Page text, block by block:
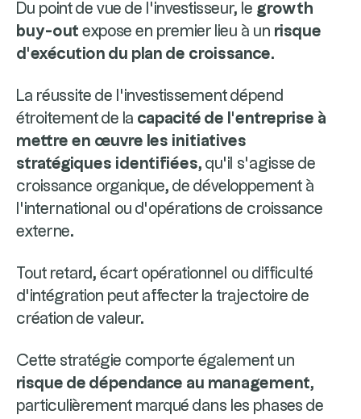
Du point de vue de l’investisseur, le growth
buy-out expose en premier lieu à un risque
d’exécution du plan de croissance.
La réussite de l’investissement dépend
étroitement de la capacité de l’entreprise à
mettre en œuvre les initiatives
stratégiques identifiées, qu’il s’agisse de
croissance organique, de développement à
l’international ou d’opérations de croissance
externe.
Tout retard, écart opérationnel ou difficulté
d’intégration peut affecter la trajectoire de
création de valeur.
Cette stratégie comporte également un
risque de dépendance au management,
particulièrement marqué dans les phases de